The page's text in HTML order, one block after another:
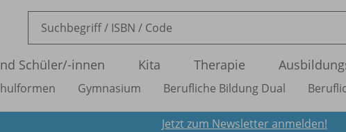
Schüler/-innen Kita Therapie
Gymnasium Berufliche Bildung Dual
Jetzt zum Newsletter anmelden!